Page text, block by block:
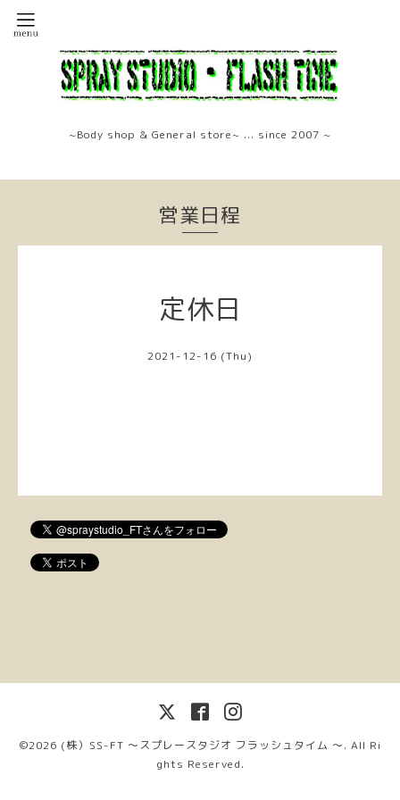
~Body shop & General store~ ... since 2007 ~
営業日程
定休日
2021-12-16 (Thu)
©2026 (株）SS-FT 〜スプレースタジオ フラッシュタイム 〜. All Ri
ghts Reserved.